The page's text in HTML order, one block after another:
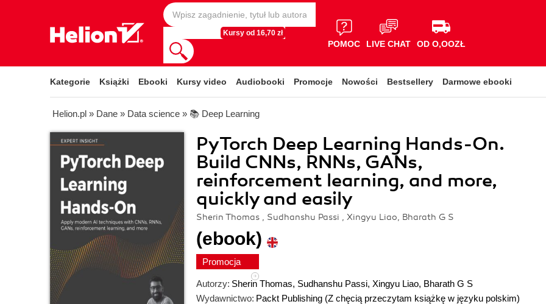
Kursy od 16,70 zł
POMOC LIVE CHAT OD O,OOZŁ
Kategorie Książki Ebooki Kursy video Audiobooki Promocje Nowości Bestsellery Darmowe ebooki
Helion.pl » Dane » Data science » 📚 Deep Learning
PyTorch Deep Learning Hands-On.
Build CNNs, RNNs, GANs,
reinforcement learning, and more,
quickly and easily
Sherin Thomas , Sudhanshu Passi , Xingyu Liao, Bharath G S
(ebook)
Promocja
Autorzy: Sherin Thomas, Sudhanshu Passi, Xingyu Liao, Bharath G S
Wydawnictwo: Packt Publishing (Z chęcią przeczytam książkę w języku polskim)